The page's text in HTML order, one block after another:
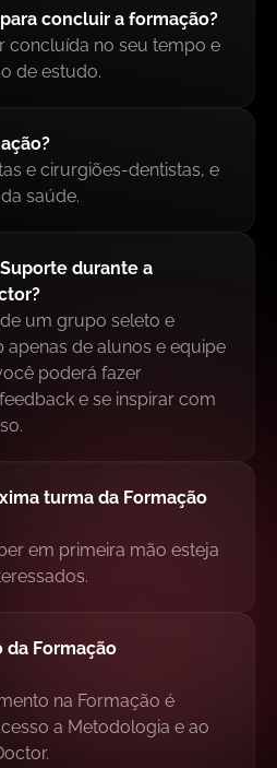
concluir a formação?
concluída no seu tempo e
de estudo.
e cirurgiões-dentistas, e
saúde.
durante a
um grupo seleto e
de alunos e equipe
poderá fazer
e se inspirar com
turma da Formação
em primeira mão esteja
Formação
na Formação é
a Metodologia e ao